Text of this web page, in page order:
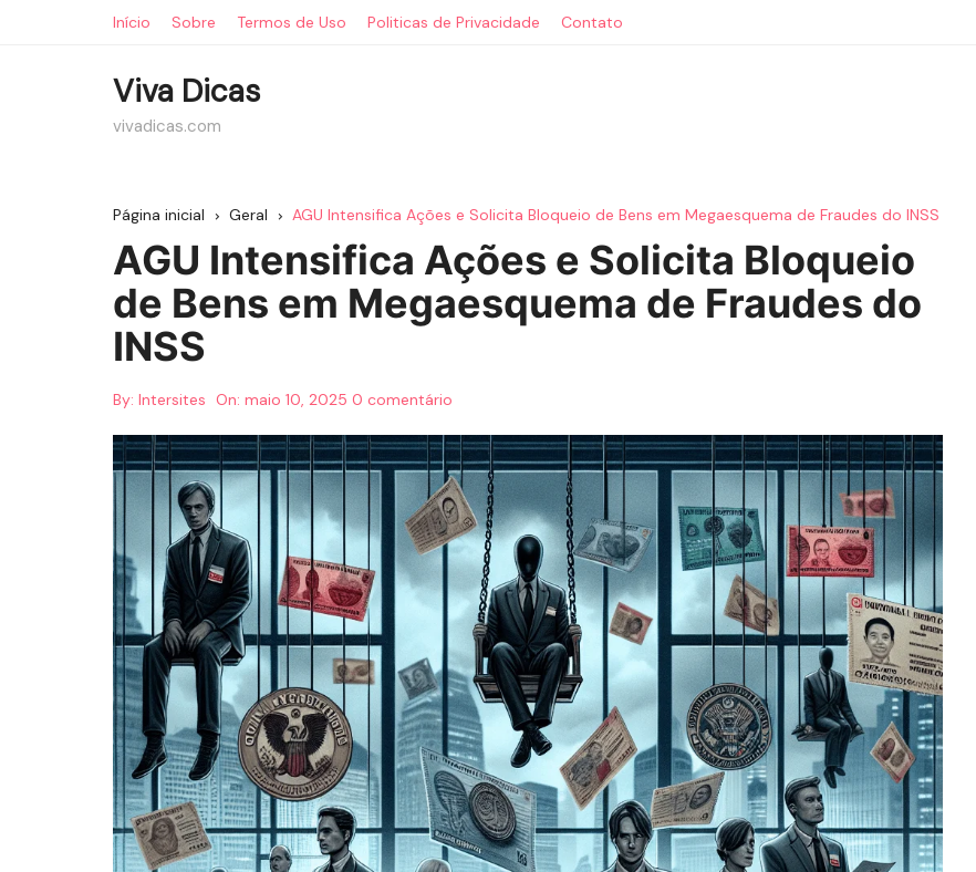
Início Sobre Termos de Uso Politicas de Privacidade Contato
Viva Dicas
vivadicas.com
Página inicial Geral AGU Intensifica Ações e Solicita Bloqueio de Bens em Megaesquema de Fraudes do INSS
AGU Intensifica Ações e Solicita Bloqueio
de Bens em Megaesquema de Fraudes do
INSS
By: Intersites On: maio 10, 2025 0 comentário